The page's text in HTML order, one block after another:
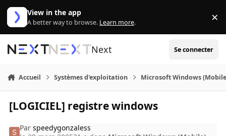
Aller au contenu
View in the app
A better way to browse. Learn more. ×
Next Se connecter
Accueil Systèmes d'exploitation Microsoft Windows
[LOGICIEL] registre windows
Parspeedygonzaless